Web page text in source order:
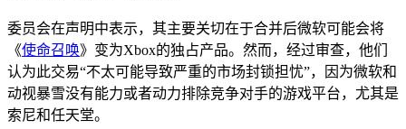
委员会在声明中表示，其主要关切在于合并后微软可能会将
《使命召唤》变为Xbox的独占产品。然而，经过审查，他们
认为此交易“不太可能导致严重的市场封锁担忧”，因为微软和
动视暴雪没有能力或者动力排除竞争对手的游戏平台，尤其是
索尼和任天堂。